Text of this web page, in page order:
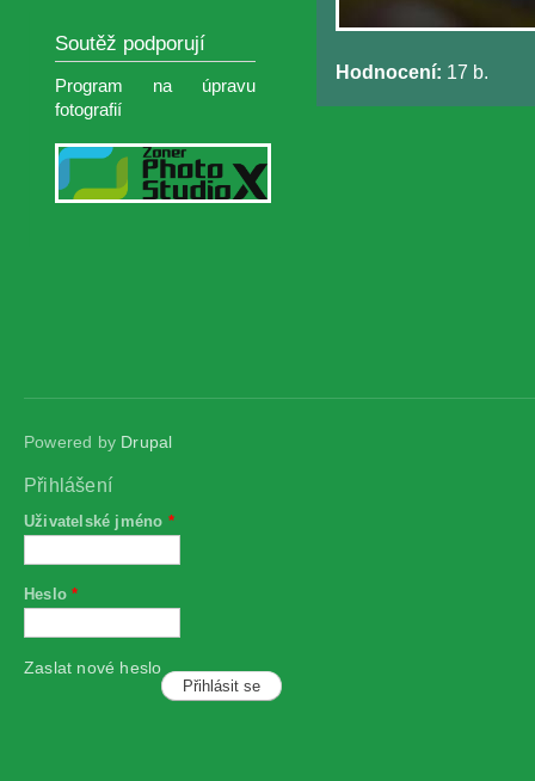
Soutěž podporují
Program na úpravu
fotografií
Hodnocení: 17 b.
Powered by Drupal
Přihlášení
Uživatelské jméno *
Heslo*
Zaslat nové heslo